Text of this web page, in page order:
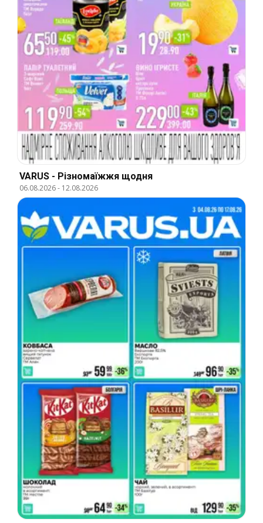
VARUS - Різномаїжжя щодня
06.08.2026- 12.08.2026